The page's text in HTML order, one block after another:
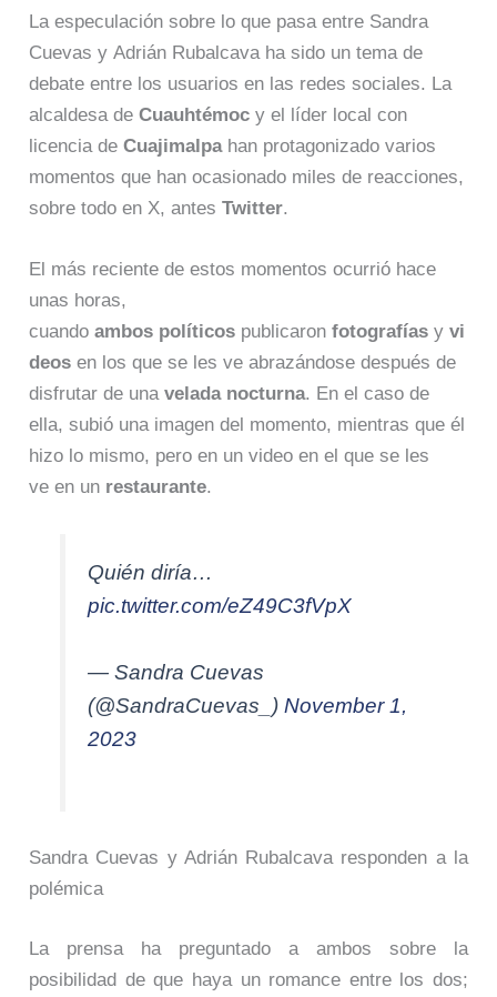
La especulación sobre lo que pasa entre Sandra
Cuevas y Adrián Rubalcava ha sido un tema de
debate entre los usuarios en las redes sociales. La
alcaldesa deCuauhtémoc y el líder local con
licencia deCuajimalpahan protagonizado varios
momentos que han ocasionado miles de reacciones,
sobre todo en X, antesTwitter.
El más reciente de estos momentos ocurrió hace
unas horas,
cuandoambos políticos publicaronfotografías yvi
deos en los que se les ve abrazándose después de
disfrutar de unavelada nocturna. En el caso de
ella, subió una imagen del momento, mientras que él
hizo lo mismo, pero en un video en el que se les
ve en un restaurante.
Quién diría…
pic.twitter.com/eZ49C3fVpX
— Sandra Cuevas
(@SandraCuevas_)November 1,
2023
Sandra Cuevas y Adrián Rubalcava responden a la
polémica
La prensa ha preguntado a ambos sobre la
posibilidad de que haya un romance entre los dos;